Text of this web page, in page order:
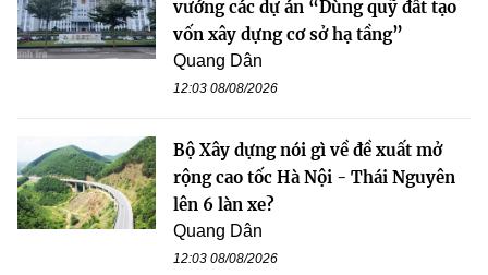
vướng các dự án “Dùng quỹ đất tạo
vốn xây dựng cơ sở hạ tầng”
Quang Dân
12:03 08/08/2026
Bộ Xây dựng nói gì về đề xuất mở
rộng cao tốc Hà Nội - Thái Nguyên
lên 6 làn xe?
Quang Dân
12:03 08/08/2026